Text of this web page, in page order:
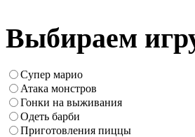
Выбираем
Супер марио
Атака монстров
Гонки на выживания
Одеть барби
Приготовления пиццы